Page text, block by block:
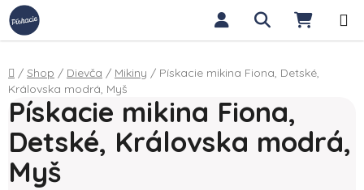
Prejsť na obsah Hľadať
Domov
/ Shop / Dievča / Mikiny / Pískacie mikina Fiona, Detské,
Královska modrá, Myš
Pískacie mikina Fiona,
Detské, Královska modrá,
Myš